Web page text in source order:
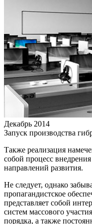
Декабрь 2014
Запуск производства
Также реализация
собой процесс
направлений развития.
Не следует, однако
пропагандистское
представляет собой
систем массового
порядка, а также